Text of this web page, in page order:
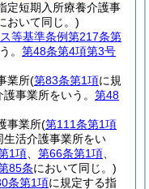
定短期入所療養介護事
おいて同じ。)
等基準条例第217条第
。 第48条第4項第3号
業所(第83条第1項に規
事業所をいう。 第48
事業所(第111条第1項
生活介護事業所をい
1項 第66条第1項
85条において同じ。)
条第1項に規定する指